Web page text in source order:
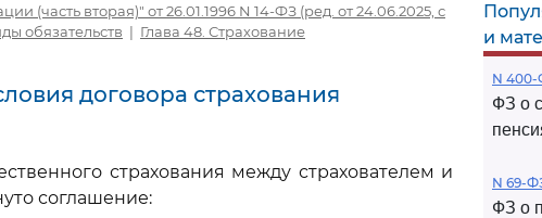
(часть вторая)" от 26.01.1996 N 14-ФЗ (ред. от 24.06.2025, с
обязательств | Глава 48. Страхование
договора страхования
страхования между страхователем и
соглашение:
и
N 400-
ФЗ о
N 69-
ФЗ о